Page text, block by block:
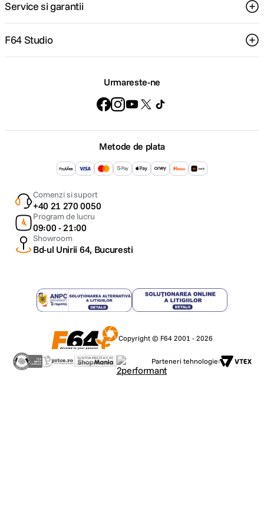
Service si garantii
F64 Studio
Urmareste-ne
Metode de plata
Comenzi si suport
+40 21 270 0050
Program de lucru
09:00 - 21:00
Showroom
Bd-ul Unirii 64, Bucuresti
Copyright © F64 2001 - 2026
Parteneri tehnologie: